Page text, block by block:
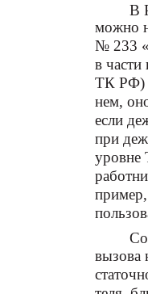
В
можно
№ 233
в
ТК РФ)
нем,
если
при
уровне
вызова